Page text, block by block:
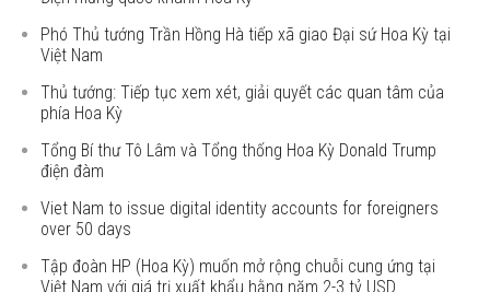
Phó Thủ tướng Trần Hồng Hà tiếp xã giao Đại sứ Hoa Kỳ tại
Việt Nam
Thủ tướng: Tiếp tục xem xét, giải quyết các quan tâm của
phía Hoa Kỳ
Tổng Bí thư Tô Lâm và Tổng thống Hoa Kỳ Donald Trump
điện đàm
Viet Nam to issue digital identity accounts for foreigners
over 50 days
Tập đoàn HP (Hoa Kỳ) muốn mở rộng chuỗi cung ứng tại
Việt Nam với giá trị xuất khẩu hằng năm 2-3 tỷ USD